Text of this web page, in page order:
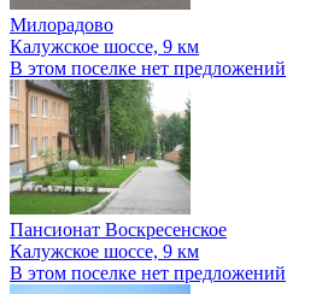
Милорадово
Калужское шоссе, 9 км
В этом поселке нет предложений
Пансионат Воскресенское
Калужское шоссе, 9 км
В этом поселке нет предложений